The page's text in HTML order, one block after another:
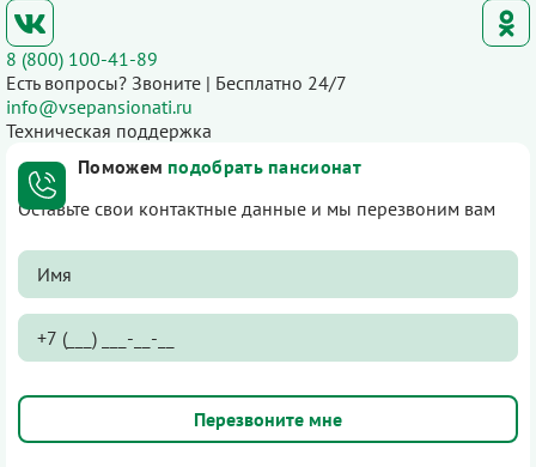
8 (800) 100-41-89
Есть вопросы? Звоните | Бесплатно 24/7
info@vsepansionati.ru
Техническая поддержка
Поможем подобрать пансионат
Оставьте свои контактные данные и мы перезвоним вам